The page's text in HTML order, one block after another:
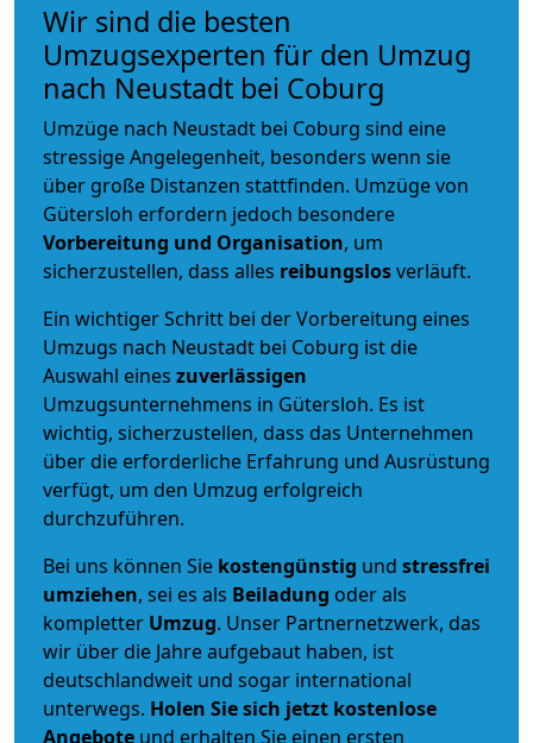
Wir sind die besten
Umzugsexperten für den Umzug
nach Neustadt bei Coburg
Umzüge nach Neustadt bei Coburg sind eine
stressige Angelegenheit, besonders wenn sie
über große Distanzen stattfinden. Umzüge von
Gütersloh erfordern jedoch besondere
Vorbereitung und Organisation, um
sicherzustellen, dass alles reibungslosverläuft.
Ein wichtiger Schritt bei der Vorbereitung eines
Umzugs nach Neustadt bei Coburg ist die
Auswahl eines zuverlässigen
Umzugsunternehmens in Gütersloh. Es ist
wichtig, sicherzustellen, dass das Unternehmen
über die erforderliche Erfahrung und Ausrüstung
verfügt, um den Umzug erfolgreich
durchzuführen.
Bei uns können Sie kostengünstig und stressfrei
umziehen, sei es als Beiladung oder als
kompletter Umzug. Unser Partnernetzwerk, das
wir über die Jahre aufgebaut haben, ist
deutschlandweit und sogar international
unterwegs. Holen Sie sich jetzt kostenlose
Angebote und erhalten Sie einen ersten